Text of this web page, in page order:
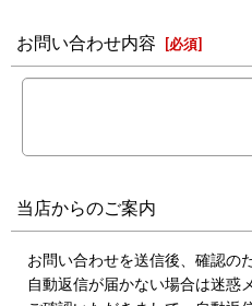
お問い合わせ内容 [必須]
当店からのご案内
お問い合わせを送信後、確認の
自動返信が届かない場合は迷惑